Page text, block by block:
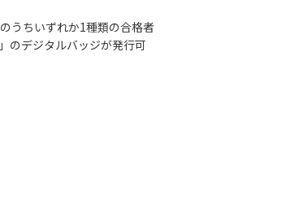
うちいずれか1種類の合格者
のデジタルバッジが発行可